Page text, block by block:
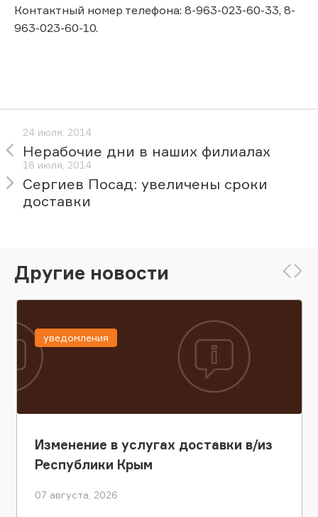
Контактный номер телефона: 8-963-023-60-33, 8-
963-023-60-10.
24 июля, 2014
Нерабочие дни в наших филиалах
16 июля, 2014
Сергиев Посад: увеличены сроки
доставки
Другие новости
Изменение в услугах доставки в/из
Республики Крым
07 августа, 2026
уведомления